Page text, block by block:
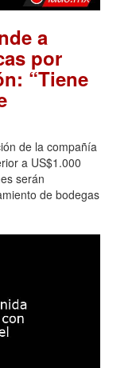
a
por
“Tiene
de la compañía
a US$1.000
serán
de bodegas